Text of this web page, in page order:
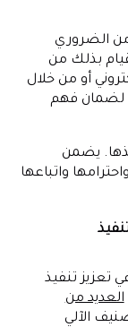
الضروري
بذلك من
أو من خلال
لضمان فهم
يضمن
واتباعها
تعزيز تنفيذ
العديد من
الآلي